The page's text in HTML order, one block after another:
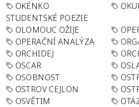
OKÉNKO
STUDENTSKÉ POEZIE
OLOMOUC OŽIJE
OPERAČNÍ ANALÝZA
ORCHIDEJ
OSCAR
OSOBNOST
OSTROV CEJLON
OSVĚTIM